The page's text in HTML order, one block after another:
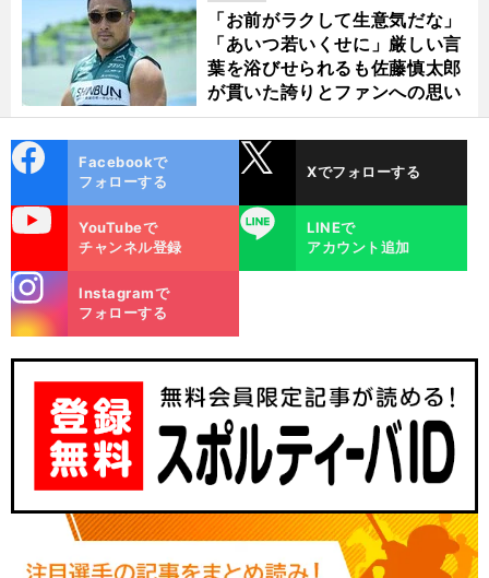
衝
へ
「お前がラクして生意気だな」
「あいつ若いくせに」厳しい言
葉を浴びせられるも佐藤慎太郎
が貫いた誇りとファンへの思い
ok
Facebookで
フォローする
Xでフォローする
YouTubeで
チャンネル登録
LINE
LINEで
アカウント追加
m
Instagramで
フォローする